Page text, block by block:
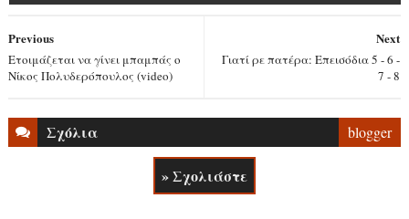
Next
Γιατί ρε πατέρα: Επεισόδια 5 - 6 -
7 - 8
Previous
Ετοιμάζεται να γίνει μπαμπάς ο
Νίκος Πολυδερόπουλος (video)
Σχόλια blogger
» Σχολιάστε